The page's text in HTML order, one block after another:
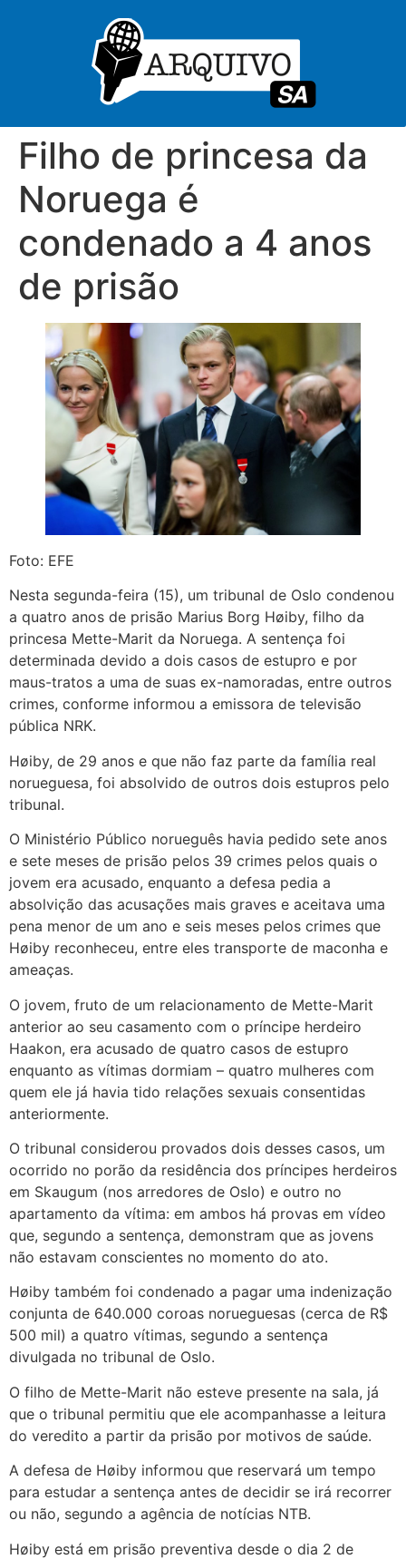
Filho de princesa da
Noruega é
condenado a 4 anos
de prisão
Foto: EFE
Nesta segunda-feira (15), um tribunal de Oslo condenou
a quatro anos de prisão Marius Borg Høiby, filho da
princesa Mette-Marit da Noruega. A sentença foi
determinada devido a dois casos de estupro e por
maus-tratos a uma de suas ex-namoradas, entre outros
crimes, conforme informou a emissora de televisão
pública NRK.
Høiby, de 29 anos e que não faz parte da família real
norueguesa, foi absolvido de outros dois estupros pelo
tribunal.
O Ministério Público norueguês havia pedido sete anos
e sete meses de prisão pelos 39 crimes pelos quais o
jovem era acusado, enquanto a defesa pedia a
absolvição das acusações mais graves e aceitava uma
pena menor de um ano e seis meses pelos crimes que
Høiby reconheceu, entre eles transporte de maconha e
ameaças.
O jovem, fruto de um relacionamento de Mette-Marit
anterior ao seu casamento com o príncipe herdeiro
Haakon, era acusado de quatro casos de estupro
enquanto as vítimas dormiam – quatro mulheres com
quem ele já havia tido relações sexuais consentidas
anteriormente.
O tribunal considerou provados dois desses casos, um
ocorrido no porão da residência dos príncipes herdeiros
em Skaugum (nos arredores de Oslo) e outro no
apartamento da vítima: em ambos há provas em vídeo
que, segundo a sentença, demonstram que as jovens
não estavam conscientes no momento do ato.
Høiby também foi condenado a pagar uma indenização
conjunta de 640.000 coroas norueguesas (cerca de R$
500 mil) a quatro vítimas, segundo a sentença
divulgada no tribunal de Oslo.
O filho de Mette-Marit não esteve presente na sala, já
que o tribunal permitiu que ele acompanhasse a leitura
do veredito a partir da prisão por motivos de saúde.
A defesa de Høiby informou que reservará um tempo
para estudar a sentença antes de decidir se irá recorrer
ou não, segundo a agência de notícias NTB.
Høiby está em prisão preventiva desde o dia 2 de